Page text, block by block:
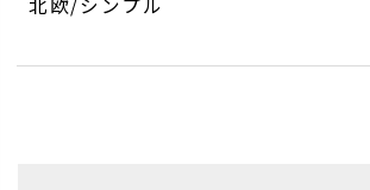
北欧/シンプル